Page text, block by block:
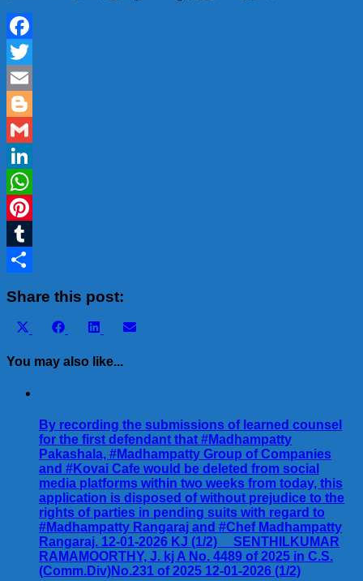
Facebook
Twitter
Email
Blogger
Gmail
LinkedIn
WhatsApp
Pinterest
Tumblr
Share this post:
Share
Share
Facebook
Share
LinkedInShare
You may also like...
By recording the submissions of learned counsel
for the first defendant that #Madhampatty
Pakashala, #Madhampatty Group of Companies
and #Kovai Cafe would be deleted from social
media platforms within two weeks from today, this
application is disposed of without prejudice to the
rights of parties in pending suits with regard to
#Madhampatty Rangaraj and #Chef Madhampatty
Rangaraj. 12-01-2026 KJ (1/2) SENTHILKUMAR
RAMAMOORTHY, J. kj A No. 4489 of 2025 in C.S.
(Comm.Div)No.231 of 2025 12-01-2026 (1/2)